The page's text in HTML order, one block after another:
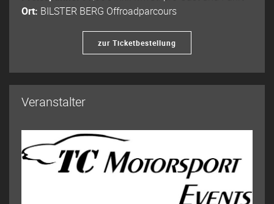
Ort: BILSTER BERG Offroadparcours
zur Ticketbestellung
Veranstalter